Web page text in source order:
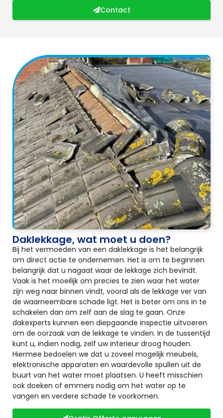
Contact
Daklekkage, wat moet u doen?
Bij het vermoeden van een daklekkage is het belangrijk
om direct actie te ondernemen. Het is om te beginnen
belangrijk dat u nagaat waar de lekkage zich bevindt.
Vaak is het moeilijk om precies te zien waar het water
zijn weg naar binnen vindt, vooral als de lekkage ver van
de waarneembare schade ligt. Het is beter om ons in te
schakelen dan om zelf aan de slag te gaan. Onze
dakexperts kunnen een diepgaande inspectie uitvoeren
om de oorzaak van de lekkage te vinden. In de tussentijd
kunt u, indien nodig, zelf uw interieur droog houden.
Hiermee bedoelen we dat u zoveel mogelijk meubels,
elektronische apparaten en waardevolle spullen uit de
buurt van het water moet plaatsen. U heeft misschien
ook doeken of emmers nodig om het water op te
vangen en verdere schade te voorkomen.